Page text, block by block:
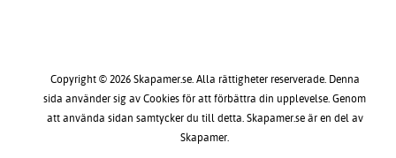
Copyright © 2026 Skapamer.se. Alla rättigheter reserverade. Denna
sida använder sig av Cookies för att förbättra din upplevelse. Genom
att använda sidan samtycker du till detta. Skapamer.se är en del av
Skapamer.